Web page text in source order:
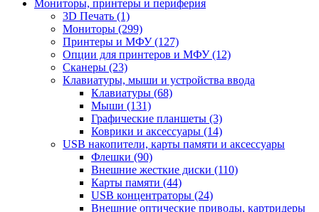
Мониторы, принтеры и периферия
3D Печать (1)
Мониторы (299)
Принтеры и МФУ (127)
Опции для принтеров и МФУ (12)
Сканеры (23)
Клавиатуры, мыши и устройства ввода
Клавиатуры (68)
Мыши (131)
Графические планшеты (3)
Коврики и аксессуары (14)
USB накопители, карты памяти и аксессуары
Флешки (90)
Внешние жесткие диски (110)
Карты памяти (44)
USB концентраторы (24)
Внешние оптические приводы, картридеры